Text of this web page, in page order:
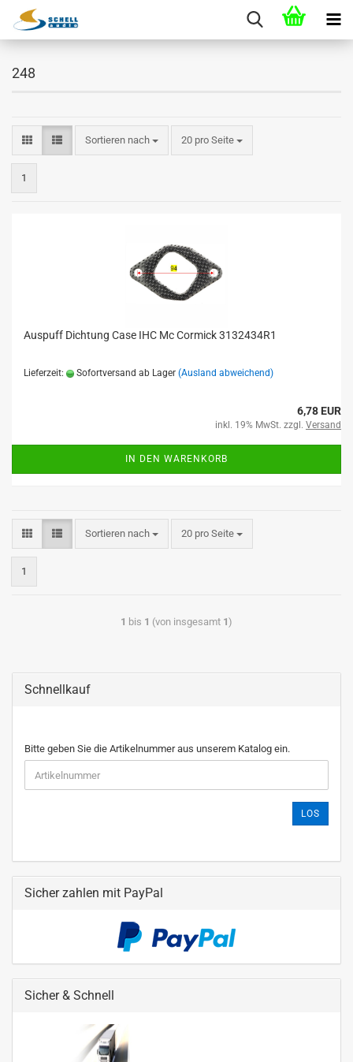
248
Sortieren nach 20 pro Seite
1
Auspuff Dichtung Case IHC Mc Cormick 3132434R1
Lieferzeit: Sofortversand ab Lager (Ausland abweichend)
6,78 EUR
inkl. 19% MwSt. zzgl. Versand
IN DEN WARENKORB
Sortieren nach 20 pro Seite
1
1 bis 1 (von insgesamt 1)
Schnellkauf
Bitte geben Sie die Artikelnummer aus unserem Katalog ein.
LOS
Sicher zahlen mit PayPal
Sicher & Schnell